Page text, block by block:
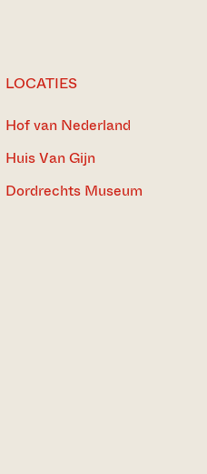
LOCATIES
Hof van Nederland
Huis Van Gijn
Dordrechts Museum